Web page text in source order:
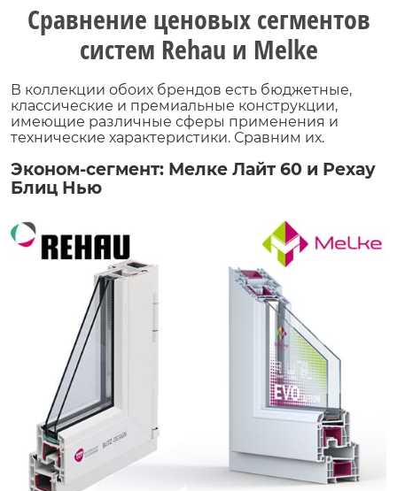
Сравнение ценовых сегментов
систем Rehau и Melke
В коллекции обоих брендов есть бюджетные,
классические и премиальные конструкции,
имеющие различные сферы применения и
технические характеристики. Сравним их.
Эконом-сегмент: Мелке Лайт 60 и Рехау
Блиц Нью